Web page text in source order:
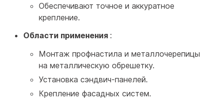
Обеспечивают точное и аккуратное
крепление.
Области применения :
Монтаж профнастила и металлочерепицы
на металлическую обрешетку.
Установка сэндвич-панелей.
Крепление фасадных систем.